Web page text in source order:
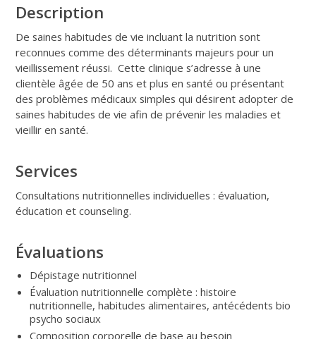
Description
De saines habitudes de vie incluant la nutrition sont
reconnues comme des déterminants majeurs pour un
vieillissement réussi. Cette clinique s’adresse à une
clientèle âgée de 50 ans et plus en santé ou présentant
des problèmes médicaux simples qui désirent adopter de
saines habitudes de vie afin de prévenir les maladies et
vieillir en santé.
Services
Consultations nutritionnelles individuelles : évaluation,
éducation et counseling.
Évaluations
Dépistage nutritionnel
Évaluation nutritionnelle complète : histoire
nutritionnelle, habitudes alimentaires, antécédents bio
psycho sociaux
Composition corporelle de base au besoin